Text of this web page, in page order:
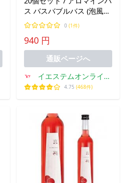
ス バスバブルバス (泡風
呂) フルーツカクテルの香
り 入浴剤 あわあわ お風呂
泡 こども 子供 ローション
風呂
0 (1件)
940 円
通販ページへ
イエステムオンライン
ストア
4.75 (468件)